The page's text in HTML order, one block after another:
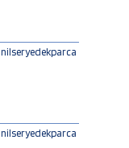
nilseryedekparca
nilseryedekparca